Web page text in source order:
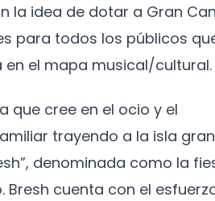
la idea de dotar a Gran
para todos los públicos
en el mapa musical/cultural.
que cree en el ocio y el
trayendo a la isla
denominada como la
Bresh cuenta con el